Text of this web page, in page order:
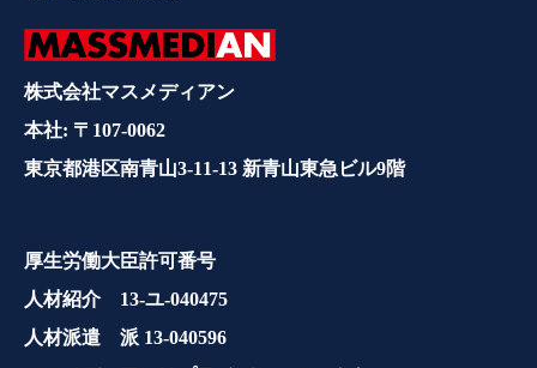
株式会社マスメディアン
本社: 〒107-0062
東京都港区南青山3-11-13 新青山東急ビル9階
厚生労働大臣許可番号
人材紹介 13-ユ-040475
人材派遣 派 13-040596